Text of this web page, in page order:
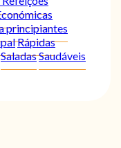
principiantes
Rápidas
SaladasSaudáveis